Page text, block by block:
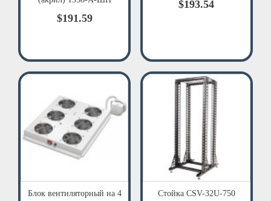
$191.59
$193.54
Блок вентиляторный на 4
Стойка CSV-32U-750